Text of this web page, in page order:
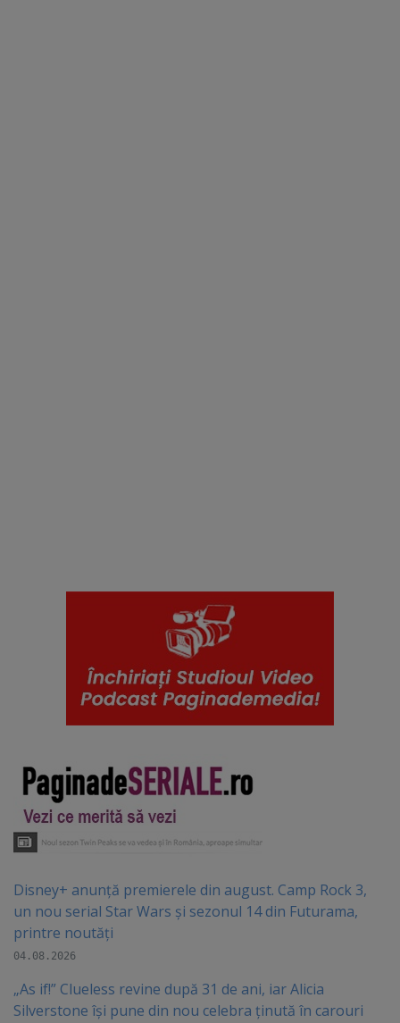
Disney+ anunță premierele din august. Camp Rock 3,
un nou serial Star Wars și sezonul 14 din Futurama,
printre noutăți
04.08.2026
„As if!” Clueless revine după 31 de ani, iar Alicia
Silverstone își pune din nou celebra ținută în carouri